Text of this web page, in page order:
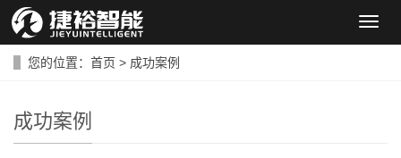
导
您的位置： 首页 > 成功案例
成功案例